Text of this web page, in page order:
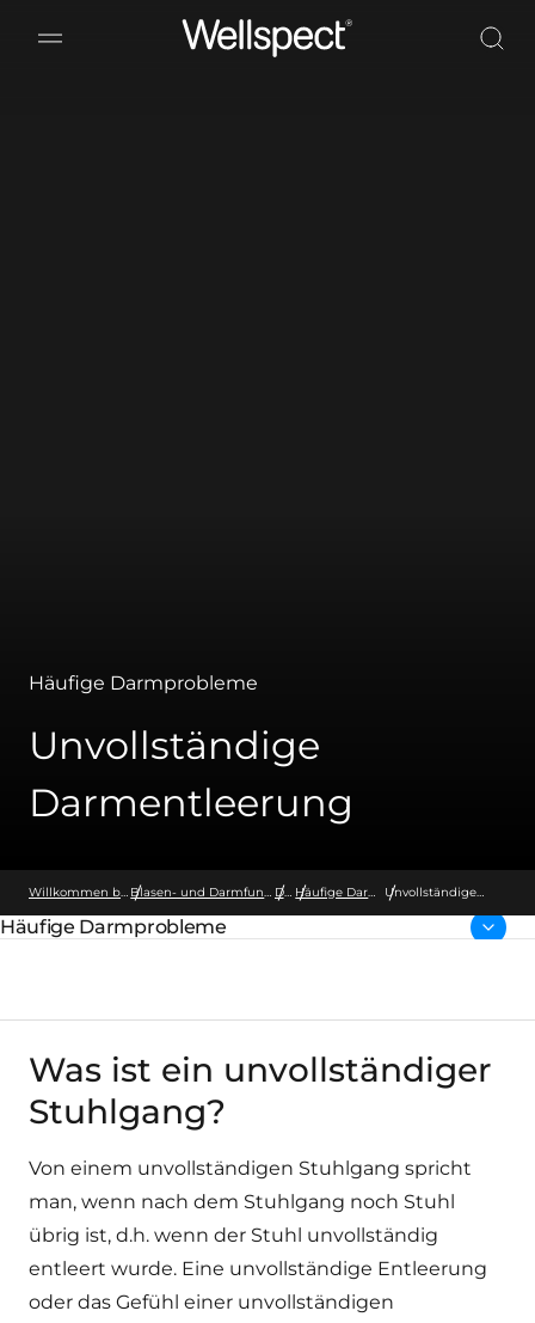
Wellspect
Häufige Darmprobleme
Unvollständige
Darmentleerung
Willkommen bei Wellspect Blasen- und Darmfunktionsstörungen Darm Häufige Darmprobleme
Unvollständige
übergeordnete Seite:
Häufige Darmprobleme
Was ist ein unvollständiger
Stuhlgang?
Von einem unvollständigen Stuhlgang spricht
man, wenn nach dem Stuhlgang noch Stuhl
übrig ist, d.h. wenn der Stuhl unvollständig
entleert wurde. Eine unvollständige Entleerung
oder das Gefühl einer unvollständigen